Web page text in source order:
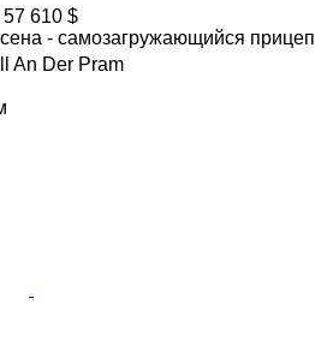
57 610 $
сена - самозагружающийся прицеп
An Der Pram